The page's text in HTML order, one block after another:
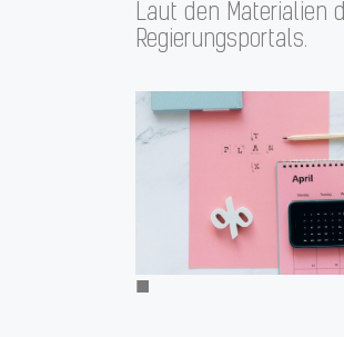
Laut den Materialien
Regierungsportals.
■